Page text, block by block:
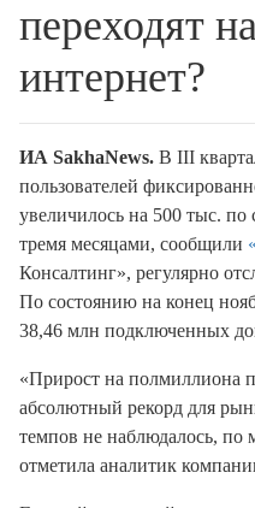
переходят
интернет?
ИА SakhaNews. В III
пользователей
увеличилось на 500 тыс.
тремя месяцами, сообщили
Консалтинг», регулярно
По состоянию на конец
38,46 млн подключенных
«Прирост на полмиллиона
абсолютный рекорд для
темпов не наблюдалось,
отметила аналитик